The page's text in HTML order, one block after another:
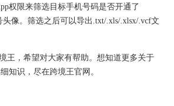
权限来筛选目标手机号码是否开通了
头像。筛选之后可以导出.txt/.xls/.xlsx/.vcf文
，希望对大家有帮助。想知道更多关于
知识，尽在跨境王官网。